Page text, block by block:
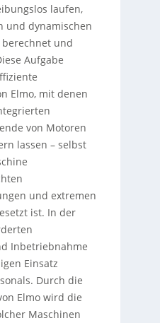
laufen,
und dynamischen
berechnet und
Aufgabe
Elmo, mit denen
von Motoren
lassen – selbst
und extremen
ist. In der
Inbetriebnahme
Einsatz
Durch die
Elmo wird die
Maschinen